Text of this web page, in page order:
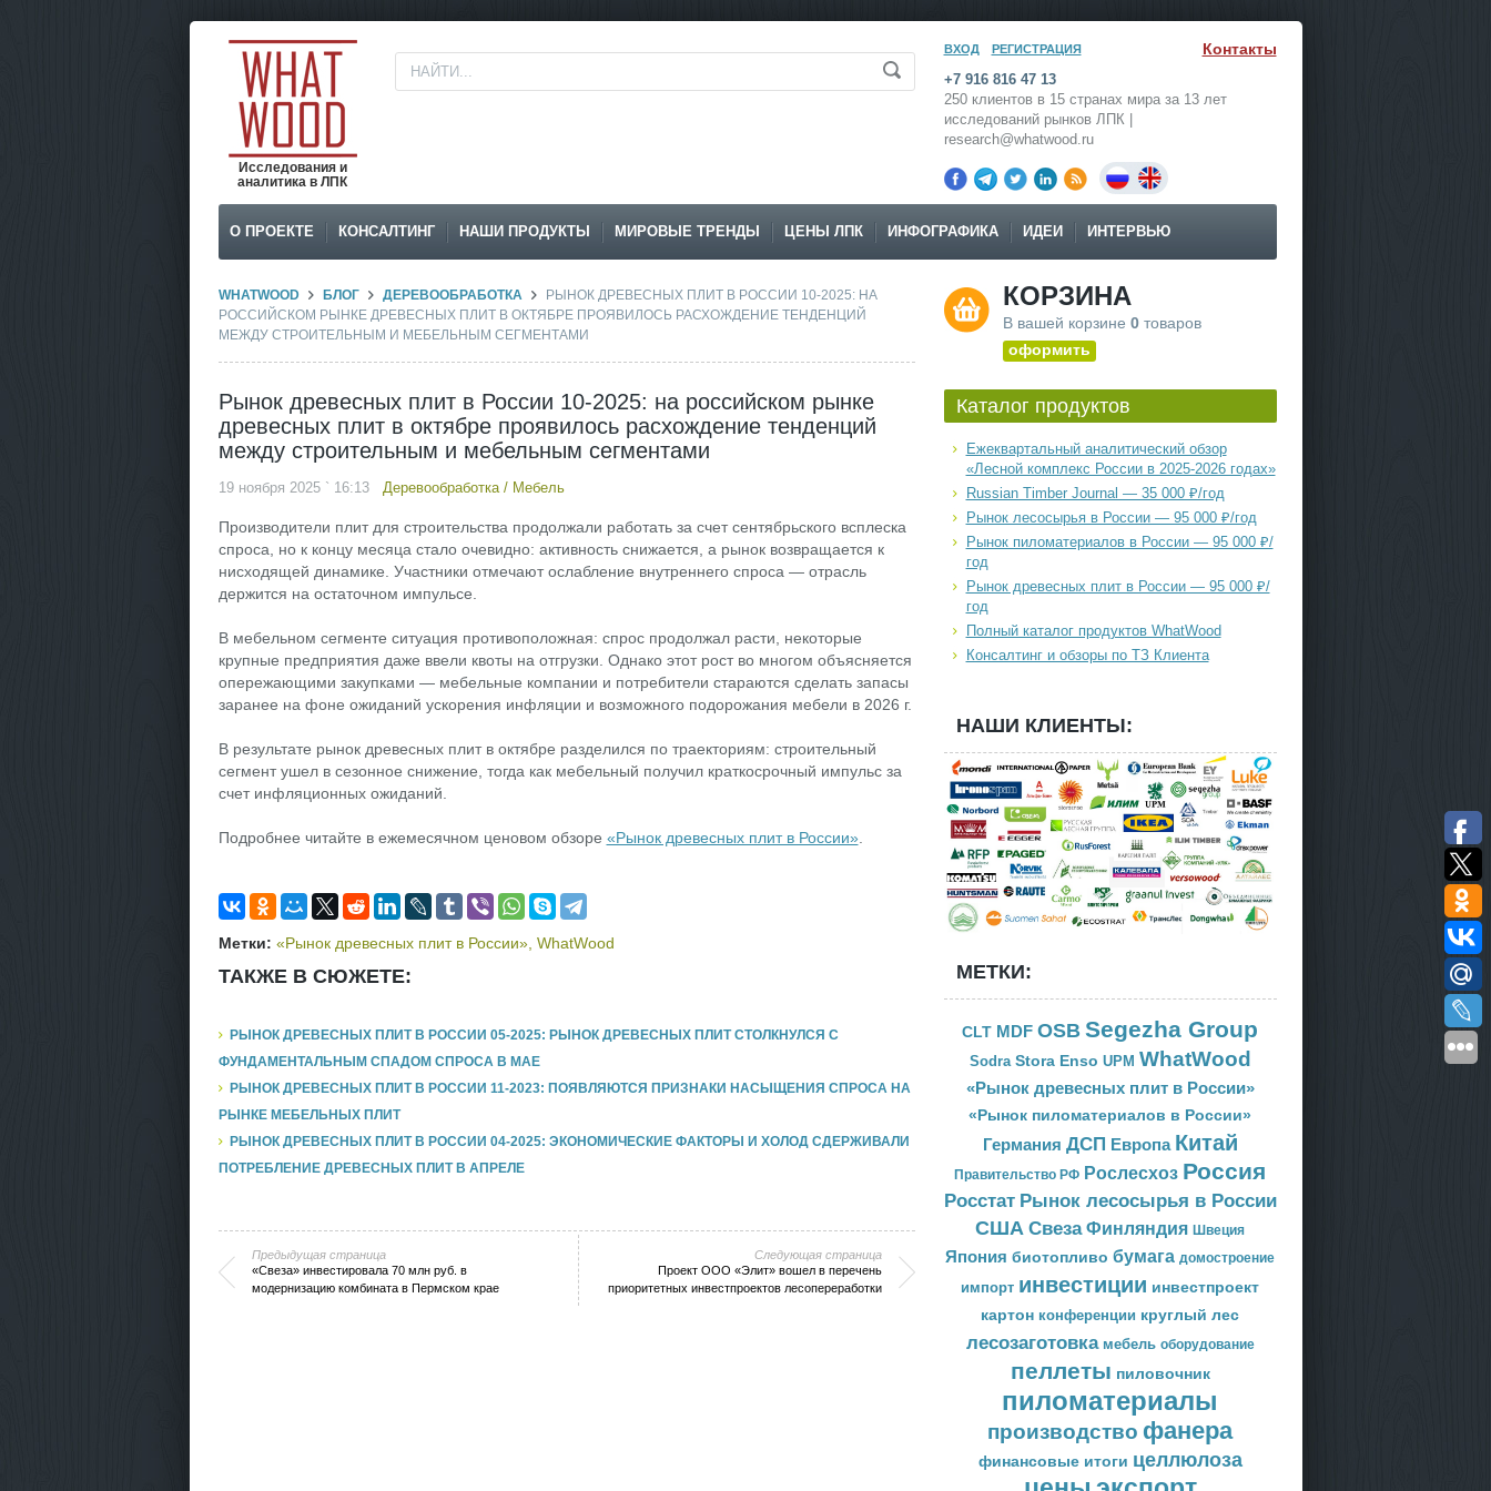
Исследования и
аналитика в ЛПК
ВХОД РЕГИСТРАЦИЯ Контакты
+7 916 816 47 13
250 клиентов в 15 странах мира за 13 лет
исследований рынков ЛПК |
research@whatwood.ru
О ПРОЕКТЕ КОНСАЛТИНГ НАШИ ПРОДУКТЫ МИРОВЫЕ ТРЕНДЫ ЦЕНЫ ЛПК ИНФОГРАФИКА ИДЕИ ИНТЕРВЬЮ
WHATWOOD БЛОГ ДЕРЕВООБРАБОТКА
РЫНОК ДРЕВЕСНЫХ ПЛИТ В РОССИИ 10-2025: НА
РОССИЙСКОМ РЫНКЕ ДРЕВЕСНЫХ ПЛИТ В ОКТЯБРЕ ПРОЯВИЛОСЬ РАСХОЖДЕНИЕ ТЕНДЕНЦИЙ
МЕЖДУ СТРОИТЕЛЬНЫМ И МЕБЕЛЬНЫМ СЕГМЕНТАМИ
Рынок древесных плит в России 10-2025: на российском рынке
древесных плит в октябре проявилось расхождение тенденций
между строительным и мебельным сегментами
19 ноября 2025 ` 16:13 Деревообработка/ Мебель
Производители плит для строительства продолжали работать за счет сентябрьского всплеска
спроса, но к концу месяца стало очевидно: активность снижается, а рынок возвращается к
нисходящей динамике. Участники отмечают ослабление внутреннего спроса — отрасль
держится на остаточном импульсе.
В мебельном сегменте ситуация противоположная: спрос продолжал расти, некоторые
крупные предприятия даже ввели квоты на отгрузки. Однако этот рост во многом объясняется
опережающими закупками — мебельные компании и потребители стараются сделать запасы
заранее на фоне ожиданий ускорения инфляции и возможного подорожания мебели в 2026 г.
В результате рынок древесных плит в октябре разделился по траекториям: строительный
сегмент ушел в сезонное снижение, тогда как мебельный получил краткосрочный импульс за
счет инфляционных ожиданий.
Подробнее читайте в ежемесячном ценовом обзоре «Рынок древесных плит в России».
Метки: «Рынок древесных плит в России», WhatWood
ТАКЖЕ В СЮЖЕТЕ:
РЫНОК ДРЕВЕСНЫХ ПЛИТ В РОССИИ 05-2025: РЫНОК ДРЕВЕСНЫХ ПЛИТ СТОЛКНУЛСЯ С
ФУНДАМЕНТАЛЬНЫМ СПАДОМ СПРОСА В МАЕ
РЫНОК ДРЕВЕСНЫХ ПЛИТ В РОССИИ 11-2023: ПОЯВЛЯЮТСЯ ПРИЗНАКИ НАСЫЩЕНИЯ СПРОСА НА
РЫНКЕ МЕБЕЛЬНЫХ ПЛИТ
РЫНОК ДРЕВЕСНЫХ ПЛИТ В РОССИИ 04-2025: ЭКОНОМИЧЕСКИЕ ФАКТОРЫ И ХОЛОД СДЕРЖИВАЛИ
ПОТРЕБЛЕНИЕ ДРЕВЕСНЫХ ПЛИТ В АПРЕЛЕ
Предыдущая страница
«Свеза» инвестировала 70 млн руб. в
модернизацию комбината в Пермском крае
Следующая страница
Проект ООО «Элит» вошел в перечень
приоритетных инвестпроектов лесопереработки
КОРЗИНА
В вашей корзине 0товаров
оформить
Каталог продуктов
Ежеквартальный аналитический обзор
«Лесной комплекс России в 2025-2026 годах»
Russian Timber Journal — 35 000 ₽/год
Рынок лесосырья в России — 95 000 ₽/год
Рынок пиломатериалов в России — 95 000 ₽/
год
Рынок древесных плит в России — 95 000 ₽/
год
Полный каталог продуктов WhatWood
Консалтинг и обзоры по ТЗ Клиента
НАШИ КЛИЕНТЫ:
МЕТКИ:
CLT MDF OSB Segezha Group
Sodra Stora Enso UPM WhatWood
«Рынок древесных плит в России»
«Рынок пиломатериалов в России»
Германия ДСП Европа Китай
Правительство РФ Рослесхоз Россия
Росстат Рынок лесосырья в России
США Свеза Финляндия Швеция
Япония биотопливо бумага домостроение
импорт инвестиции инвестпроект
картон конференции круглый лес
лесозаготовка мебель оборудование
пеллеты пиловочник
пиломатериалы
производство фанера
финансовые итоги целлюлоза